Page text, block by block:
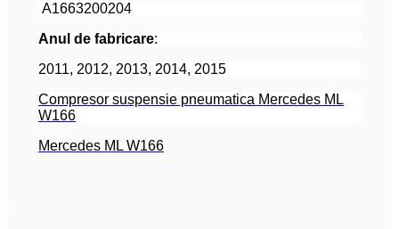
A1663200204
Anul de fabricare:
2011, 2012, 2013, 2014, 2015
Compresor suspensie pneumatica Mercedes ML
W166
Mercedes ML W166